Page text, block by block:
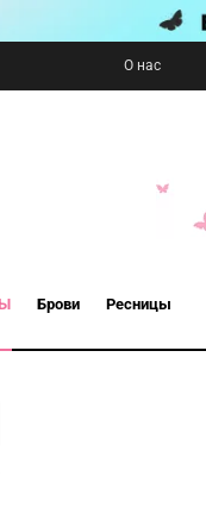
О нас
Брови Ресницы